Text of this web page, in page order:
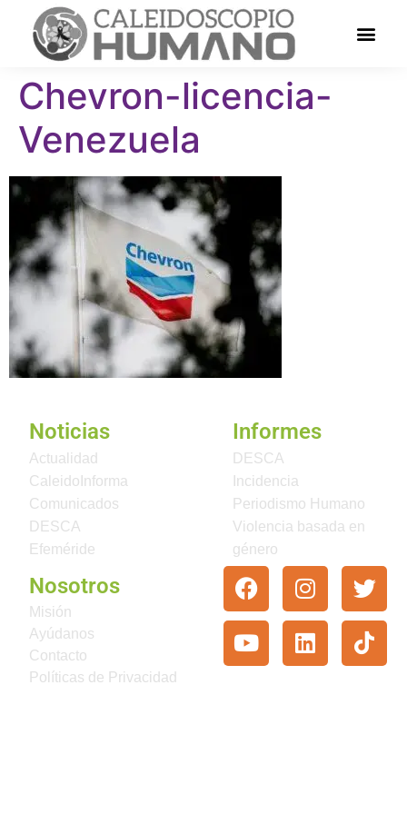
Chevron-licencia-
Venezuela
Noticias
Actualidad
CaleidoInforma
Comunicados
DESCA
Efeméride
Informes
DESCA
Incidencia
Periodismo Humano
Violencia basada en
género
Nosotros
Misión
Ayúdanos
Contacto
Políticas de Privacidad